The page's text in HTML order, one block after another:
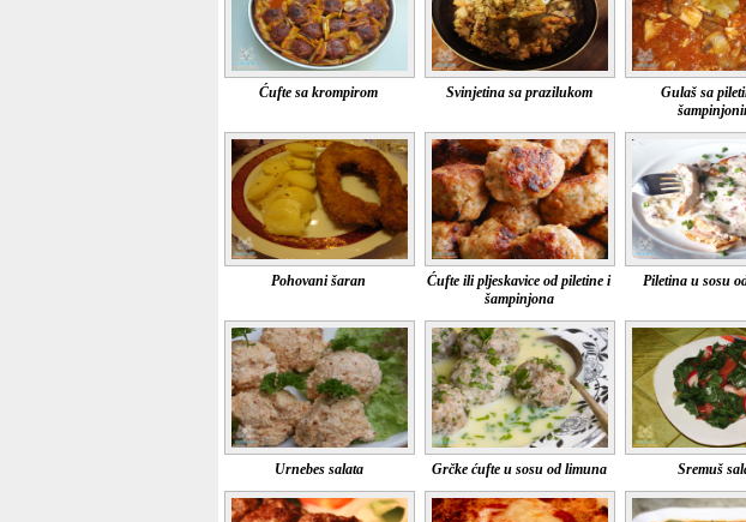
Ćufte sa krompirom Svinjetina sa prazilukom
Gulaš sa
Pohovani šaran
Ćufte ili pljeskavice od piletine i
šampinjona
Piletina u sosu
Urnebes salata Grčke ćufte u sosu od limuna Sremuš